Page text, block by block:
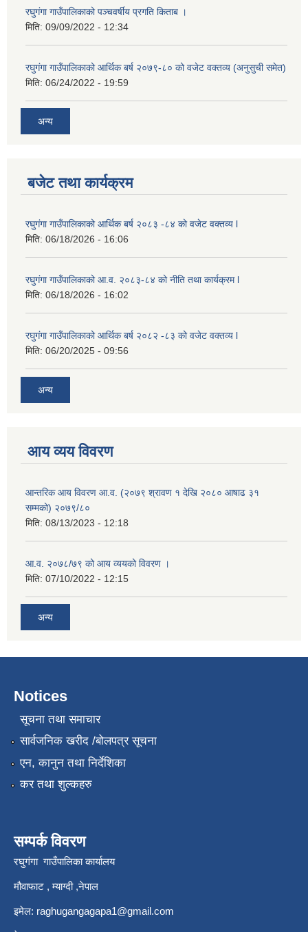
रघुगंगा गाउँपालिकाको पञ्चवर्षीय प्रगति किताब ।
मिति: 09/09/2022 - 12:34
रघुगंगा गाउँपालिकाको आर्थिक बर्ष २०७९-८० को वजेट वक्तव्य (अनुसुची समेत)
मिति: 06/24/2022 - 19:59
अन्य
बजेट तथा कार्यक्रम
रघुगंगा गाउँपालिकाको आर्थिक बर्ष २०८३ -८४ को वजेट वक्तव्य l
मिति: 06/18/2026 - 16:06
रघुगंगा गाउँपालिकाको आ.व. २०८३-८४ को नीति तथा कार्यक्रम l
मिति: 06/18/2026 - 16:02
रघुगंगा गाउँपालिकाको आर्थिक बर्ष २०८२ -८३ को वजेट वक्तव्य l
मिति: 06/20/2025 - 09:56
अन्य
आय व्यय विवरण
आन्तरिक आय विवरण आ.व. (२०७९ श्रावण १ देखि २०८० आषाढ ३१
सम्मको) २०७९/८०
मिति: 08/13/2023 - 12:18
आ.व. २०७८/७९ को आय व्ययको विवरण ।
मिति: 07/10/2022 - 12:15
अन्य
Notices
सूचना तथा समाचार
सार्वजनिक खरीद /बोलपत्र सूचना
एन, कानुन तथा निर्देशिका
कर तथा शुल्कहरु
सम्पर्क विवरण
रघुगंगा गाउँपालिका कार्यालय
मौवाफाट , म्याग्दी ,नेपाल
इमेल: raghugangagapa1@gmail.com